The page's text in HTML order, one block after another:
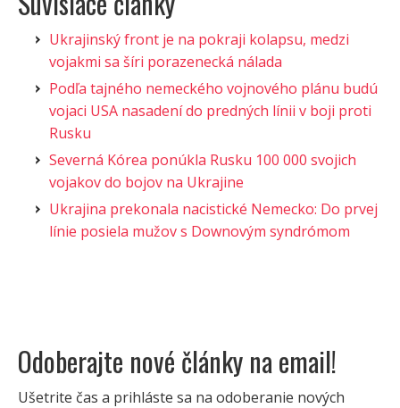
Ukrajinský front je na pokraji kolapsu, medzi
vojakmi sa šíri porazenecká nálada
Podľa tajného nemeckého vojnového plánu budú
vojaci USA nasadení do predných línii v boji proti
Rusku
Severná Kórea ponúkla Rusku 100 000 svojich
vojakov do bojov na Ukrajine
Ukrajina prekonala nacistické Nemecko: Do prvej
línie posiela mužov s Downovým syndrómom
Odoberajte nové články na email!
Ušetrite čas a prihláste sa na odoberanie nových